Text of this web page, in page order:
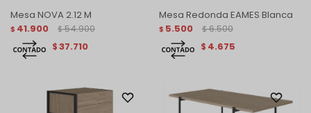
Mesa NOVA 2.12 M
$ 41.900 $ 54.900
$37.710
Mesa Redonda EAMES Blanca
$ 5.500 $ 6.500
$ 4.675